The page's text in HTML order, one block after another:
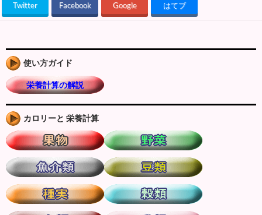
Twitter Facebook Google はてブ
使い方ガイド
栄養計算の解説
カロリーと 栄養計算